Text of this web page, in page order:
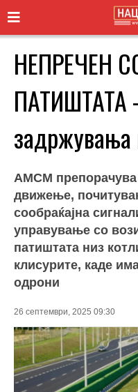
НЕПРЕЧЕН
ПАТИШТАТА
задржувања
АМСМ препорачува
движење,
сообраќајна
управување со
патиштата низ
клисурите, каде
одрони
26 септември, 2025 09:30